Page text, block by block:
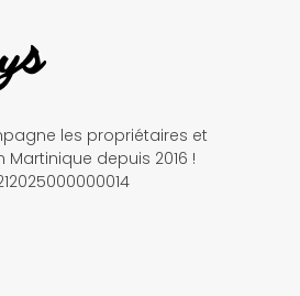
les propriétaires et
depuis 2016 !